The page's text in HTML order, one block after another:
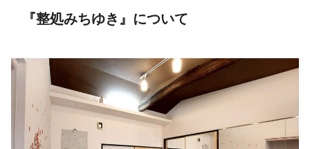
『整処みちゆき』について